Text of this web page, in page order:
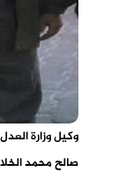
وكيل وزارة
صالح محمد